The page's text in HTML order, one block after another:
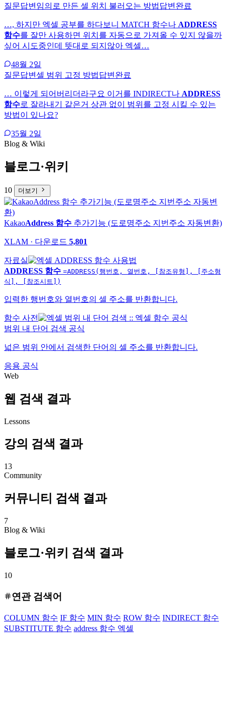
질문답변 임의로 만든 셀 위치 불러오는 방법답변완료
…, 하지만 엑셀 공부를 하다보니 MATCH 함수나 ADDRESS
함수를 잘만 사용하면 위치를 자동으로 가져올 수 있지 않을까
싶어 시도중인데 뜻대로 되지않아 엑셀…
48월 2일
질문답변셀 범위 고정 방법답변완료
… 이렇게 되어버리더라구요 이거를 INDIRECT나 ADDRESS
함수로 잘라내기 같은거 상관 없이 범위를 고정 시킬 수 있는
방법이 있나요?
35월 2일
Blog & Wiki
블로그·위키
10 더보기
KakaoAddress 함수 추가기능 (도로명주소 지번주소 자동변환)
XLAM · 다운로드 5,801
자료실
ADDRESS 함수 =ADDRESS(행번호, 열번호, [참조유형], [주소형
식], [참조시트])
입력한 행번호와 열번호의 셀 주소를 반환합니다.
함수 사전
범위 내 단어 검색 공식
넓은 범위 안에서 검색한 단어의 셀 주소를 반환합니다.
응용 공식
Web
웹 검색 결과
Lessons
강의 검색 결과
13
Community
커뮤니티 검색 결과
7
Blog & Wiki
블로그·위키 검색 결과
10
연관 검색어
COLUMN 함수 IF 함수 MIN 함수 ROW 함수 INDIRECT 함수
SUBSTITUTE 함수 address 함수 엑셀